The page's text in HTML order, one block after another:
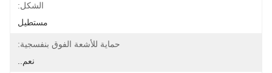
الشكل:
مستطيل
حماية للأشعة الفوق بنفسجية:
نعم..